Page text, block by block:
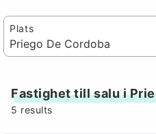
Plats
Fastighet till salu i
5 results